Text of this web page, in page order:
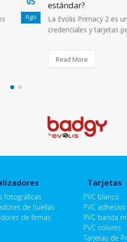
Ago
estándar?
La Evolis Primacy 2 es
credenciales y tarjetas
Read More
fotográficas
de huellas
de firmas
Tarjetas
PVC blanco
PVC adhesivo
PVC banda
PVC colores
Tarjetas de